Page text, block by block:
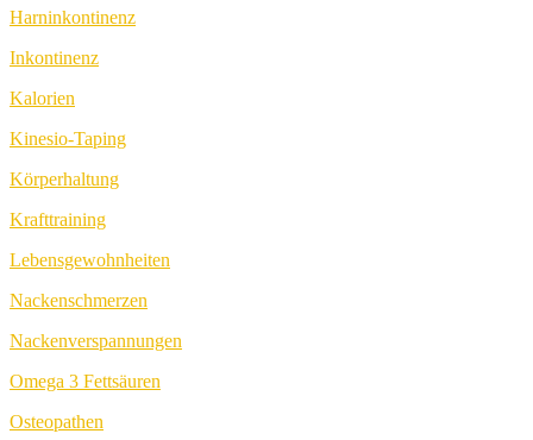
Harninkontinenz
Inkontinenz
Kalorien
Kinesio-Taping
Körperhaltung
Krafttraining
Lebensgewohnheiten
Nackenschmerzen
Nackenverspannungen
Omega 3 Fettsäuren
Osteopathen